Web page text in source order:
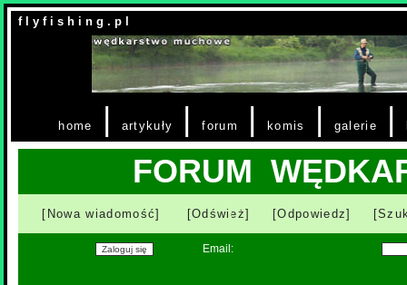
f l y f i s h i n g . p l
home | artykuły |forum | komis | galerie |
FORUM
[Nowa wiadomość] [Odśwież] [Odpowiedz]
Email: